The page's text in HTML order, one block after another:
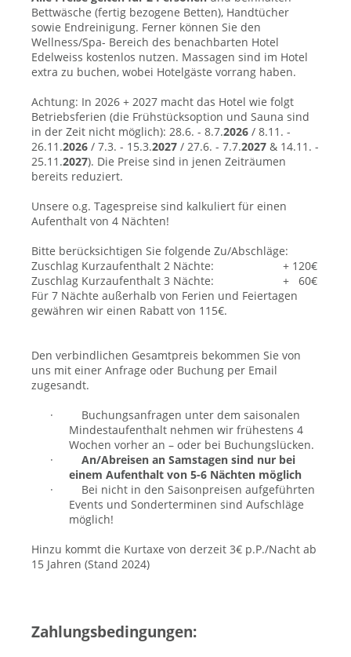
Bettwäsche (fertig bezogene Betten), Handtücher
sowie Endreinigung. Ferner können Sie den
Wellness/Spa- Bereich des benachbarten Hotel
Edelweiss kostenlos nutzen. Massagen sind im Hotel
extra zu buchen, wobei Hotelgäste vorrang haben.
Achtung: In 2026 + 2027 macht das Hotel wie folgt
Betriebsferien (die Frühstücksoption und Sauna sind
in der Zeit nicht möglich): 28.6. - 8.7.2026 / 8.11. -
26.11.2026 / 7.3. - 15.3.2027 / 27.6. - 7.7.2027 & 14.11. -
25.11.2027). Die Preise sind in jenen Zeiträumen
bereits reduziert.
Unsere o.g. Tagespreise sind kalkuliert für einen
Aufenthalt von 4 Nächten!
Bitte berücksichtigen Sie folgende Zu/Abschläge:
Zuschlag Kurzaufenthalt 2 Nächte: + 120€
Zuschlag Kurzaufenthalt 3 Nächte:
+ 60€
Für 7 Nächte außerhalb von Ferien und Feiertagen
gewähren wir einen Rabatt von 115€.
Den verbindlichen Gesamtpreis bekommen Sie von
uns mit einer Anfrage oder Buchung per Email
zugesandt.
· Buchungsanfragen unter dem saisonalen
Mindestaufenthalt nehmen wir frühestens 4
Wochen vorher an – oder bei Buchungslücken.
· An/Abreisen an Samstagen sind nur bei
einem Aufenthalt von 5-6 Nächten möglich
· Bei nicht in den Saisonpreisen aufgeführten
Events und Sonderterminen sind Aufschläge
möglich!
Hinzu kommt die Kurtaxe von derzeit 3€ p.P./Nacht ab
15 Jahren (Stand 2024)
Zahlungsbedingungen: